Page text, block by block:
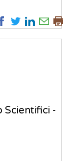
Scientifici -